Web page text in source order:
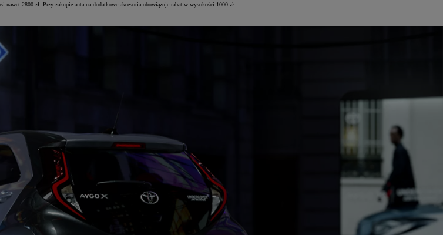
nawet 2800 zł. Przy zakupie auta na dodatkowe akcesoria obowiązuje rabat w wysokości 1000 zł.